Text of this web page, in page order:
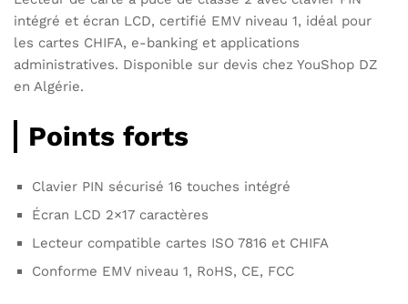
intégré et écran LCD, certifié EMV niveau 1, idéal pour
les cartes CHIFA, e-banking et applications
administratives. Disponible sur devis chez YouShop DZ
en Algérie.
Points forts
Clavier PIN sécurisé 16 touches intégré
Écran LCD 2×17 caractères
Lecteur compatible cartes ISO 7816 et CHIFA
Conforme EMV niveau 1, RoHS, CE, FCC